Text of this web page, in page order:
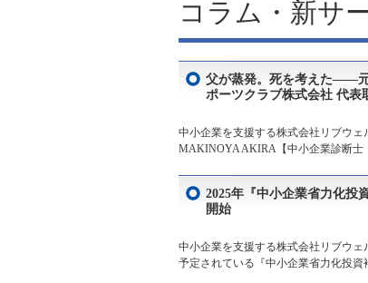
コラム・新サ
父が蒸発。死を考えた——元
ポーツクラブ株式会社 代表
中小企業を支援する株式会社リブウ
MAKINOYA AKIRA【中小企業診断
2025年『中小企業省力化投
開始
中小企業を支援する株式会社リブウ
予定されている『中小企業省力化投